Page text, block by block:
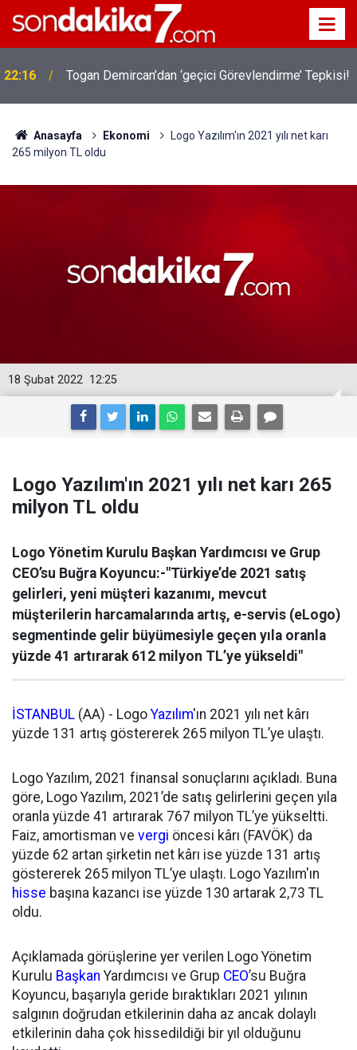
22:16 Togan Demircan’dan ‘geçici Görevlendirme’ Tepkisi!
Anasayfa Ekonomi
Logo Yazılım'ın 2021 yılı net karı
265 milyon TL oldu
12:25
18 Şubat 2022
Logo Yazılım'ın 2021 yılı net karı 265
milyon TL oldu
Logo Yönetim Kurulu Başkan Yardımcısı ve Grup
CEO’su Buğra Koyuncu:-"Türkiye’de 2021 satış
gelirleri, yeni müşteri kazanımı, mevcut
müşterilerin harcamalarında artış, e-servis (eLogo)
segmentinde gelir büyümesiyle geçen yıla oranla
yüzde 41 artırarak 612 milyon TL’ye yükseldi"
İSTANBUL (AA) - LogoYazılım'ın 2021 yılı net kârı
yüzde 131 artış göstererek 265 milyon TL’ye ulaştı.
Logo Yazılım, 2021 finansal sonuçlarını açıkladı. Buna
göre, Logo Yazılım, 2021’de satış gelirlerini geçen yıla
oranla yüzde 41 artırarak 767 milyon TL’ye yükseltti.
Faiz, amortisman ve vergi öncesi kârı (FAVÖK) da
yüzde 62 artan şirketin net kârı ise yüzde 131 artış
göstererek 265 milyon TL’ye ulaştı. Logo Yazılım'ın
hisse başına kazancı ise yüzde 130 artarak 2,73 TL
oldu.
Açıklamada görüşlerine yer verilen Logo Yönetim
Kurulu Başkan Yardımcısı ve Grup CEO’su Buğra
Koyuncu, başarıyla geride bıraktıkları 2021 yılının
salgının doğrudan etkilerinin daha az ancak dolaylı
etkilerinin daha çok hissedildiği bir yıl olduğunu